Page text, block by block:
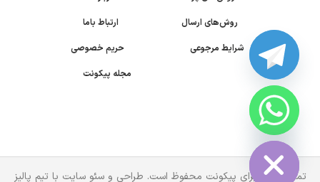
روش‌های ارسال
ارتباط باما
شرایط مرجوعی
حریم خصوصی
مجله پیکونت
تمام حقوق برای پیکونت محفوظ است. طراحی و سئو سایت با تیم پالیز
HIDE
CHATY